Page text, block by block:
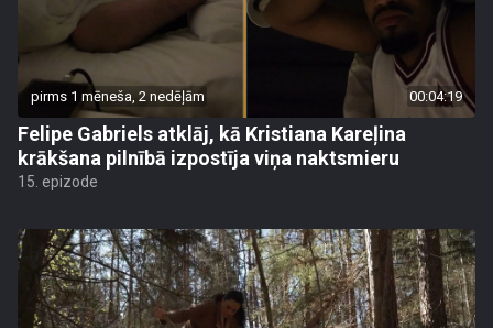
pirms 1 mēneša, 2 nedēļām 00:04:19
Felipe Gabriels atklāj, kā Kristiana Kareļina
krākšana pilnībā izpostīja viņa naktsmieru
15. epizode